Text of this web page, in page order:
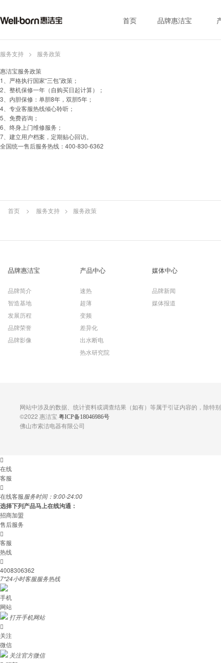
首页 品牌惠洁宝
服务支持 > 服务政策
惠洁宝服务政策
1、严格执行国家“三包”政策；
2、整机保修一年（自购买日起计算）；
3、内胆保修：单胆8年，双胆5年；
4、专业客服热线倾心聆听；
5、免费咨询；
6、终身上门维修服务；
7、建立用户档案，定期贴心回访。
全国统一售后服务热线：400-830-6362
首页 > 服务支持 > 服务政策
品牌惠洁宝
品牌简介
智造基地
发展历程
品牌荣誉
品牌影像
产品中心
速热
超薄
变频
差异化
出水断电
热水研究院
媒体中心
品牌新闻
媒体报道
网站中涉及的数据、统计资料或调查结果（如有）等属于引证内容的，除特
©2022 惠洁宝 粤ICP备18046986号
佛山市索洁电器有限公司

在线
客服

在线客服服务时间：9:00-24:00
选择下列产品马上在线沟通：
招商加盟
售后服务

客服
热线

4008306362
7*24小时客服服务热线
手机
网站
打开手机网站

关注
微信
关注官方微信